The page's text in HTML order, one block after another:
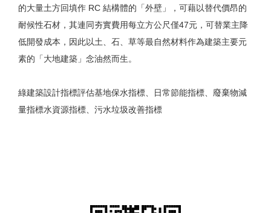
的大量土方回填作 RC 結構體的「外壁」，可藉以替代價昂的
耐候性石材，其連同夯實費用每立方公尺僅47元，可替業主降
低開發成本，因此以土、石、草等最自然材料作為建築主要元
素的「大地建築」念油然而生。
綠建築設計指標評估基地保水指標、日常節能指標、廢棄物減
量指標水資源指標、污水垃圾改善指標